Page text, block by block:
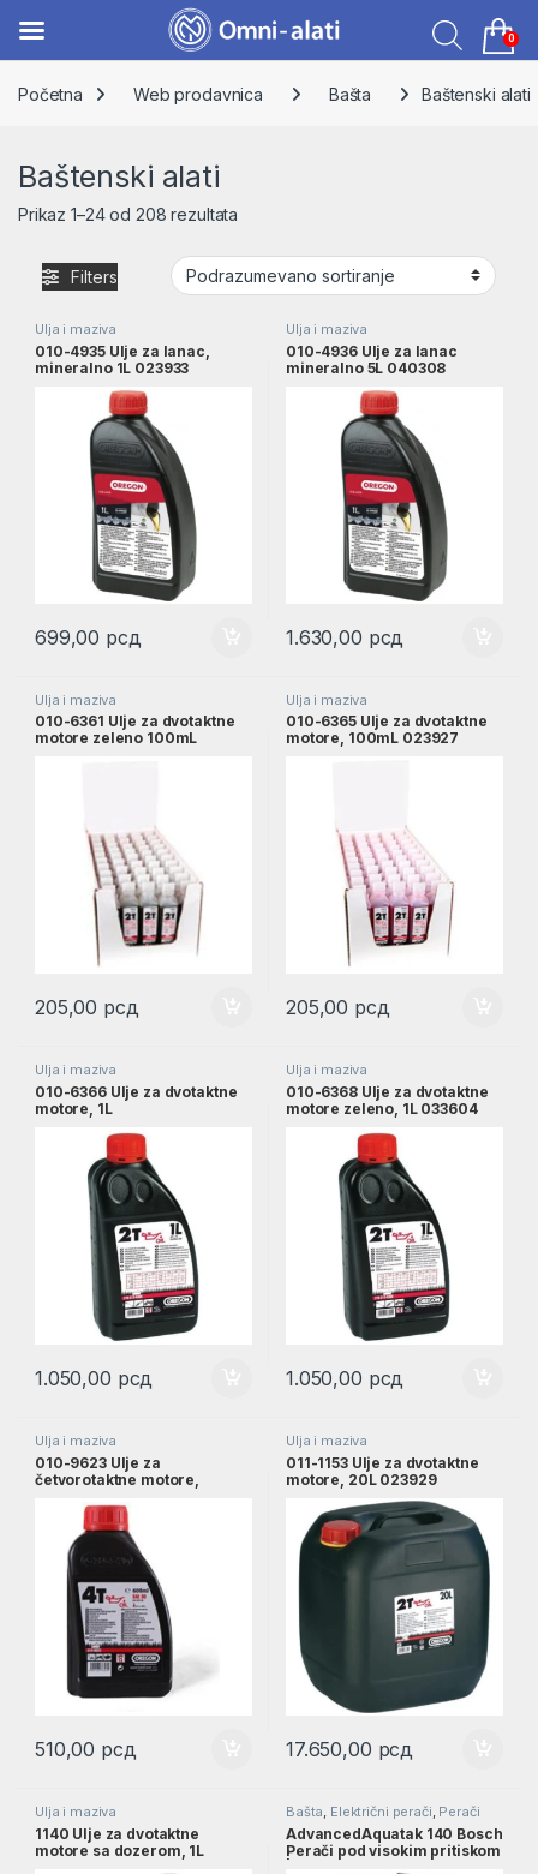
Početna
Web prodavnica Bašta Baštenski alati
Baštenski alati
Prikaz 1–24 od 208 rezultata
Filters
Ulja i maziva
010-4935 Ulje za lanac,
mineralno 1L 023933
699,00 рсд
Ulja i maziva
010-4936 Ulje za lanac
mineralno 5L 040308
1.630,00 рсд
Ulja i maziva
010-6361 Ulje za dvotaktne
motore zeleno 100mL
205,00 рсд
Ulja i maziva
010-6365 Ulje za dvotaktne
motore, 100mL 023927
205,00 рсд
Ulja i maziva
010-6366 Ulje za dvotaktne
motore, 1L
1.050,00 рсд
Ulja i maziva
010-6368 Ulje za dvotaktne
motore zeleno, 1L 033604
1.050,00 рсд
Ulja i maziva
010-9623 Ulje za
četvorotaktne motore,
510,00 рсд
Ulja i maziva
011-1153 Ulje za dvotaktne
motore, 20L 023929
17.650,00 рсд
Ulja i maziva
1140 Ulje za dvotaktne
motore sa dozerom, 1L
Bašta, Električni perači, Perači
pod pritiskom
AdvancedAquatak 140 Bosch
Perači pod visokim pritiskom
0